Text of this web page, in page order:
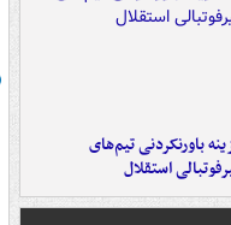
باورنکردنی تیم‌های
استقلال